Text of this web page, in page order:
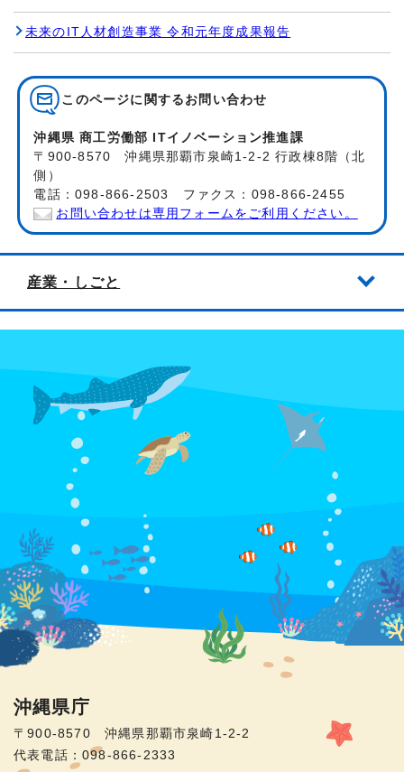
未来のIT人材創造事業 令和元年度成果報告
このページに関する お問い合わせ
沖縄県 商工労働部 ITイノベーション推進課
〒900-8570 沖縄県那覇市泉崎1-2-2 行政棟8階（北
側）
電話：098-866-2503 ファクス：098-866-2455
お問い合わせは専用フォームをご利用ください。
産業・しごと
沖縄県庁
〒900-8570 沖縄県那覇市泉崎1-2-2
代表電話：098-866-2333